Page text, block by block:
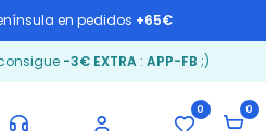
en pedidos +65€
-3€ EXTRA: APP-FB ;)
0 0